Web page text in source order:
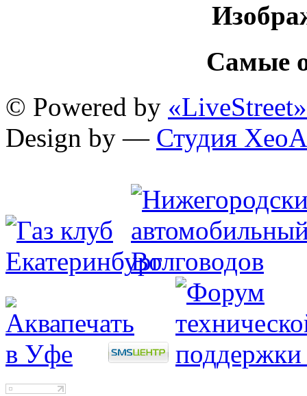
Самые
© Powered by «LiveStreet»
Design by — Студия